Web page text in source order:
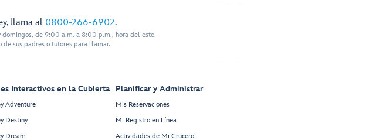
llama al 0800-266-6902.
de 9:00 a.m. a 8:00 p.m., hora del este.
de sus padres o tutores para llamar.
Interactivos en la Cubierta
Adventure
Destiny
Dream
Planificar y Administrar
Mis Reservaciones
Mi Registro en Línea
Actividades de Mi Crucero